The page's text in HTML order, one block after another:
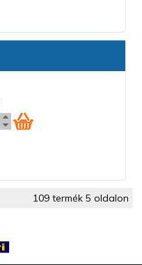
109 termék 5 oldalon